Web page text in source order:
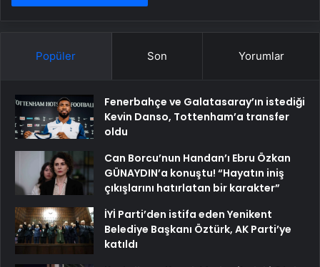
Popüler Son Yorumlar
Fenerbahçe ve Galatasaray’ın istediği
Kevin Danso, Tottenham’a transfer
oldu
Can Borcu’nun Handan’ı Ebru Özkan
GÜNAYDIN’a konuştu! “Hayatın iniş
çıkışlarını hatırlatan bir karakter”
İYİ Parti’den istifa eden Yenikent
Belediye Başkanı Öztürk, AK Parti’ye
katıldı